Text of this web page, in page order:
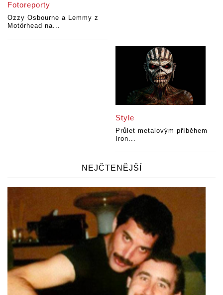
Fotoreporty
Ozzy Osbourne a Lemmy z
Motörhead na...
Style
Průlet metalovým příběhem
Iron...
NEJČTENĚJŠÍ